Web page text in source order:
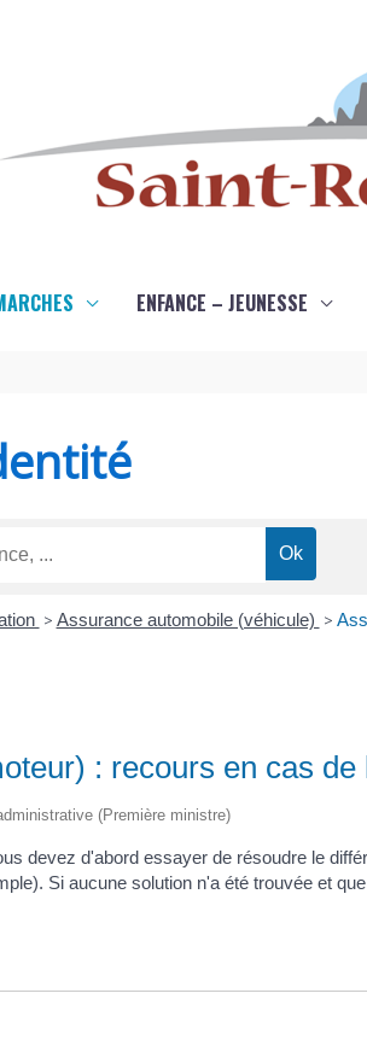
ENFANCE – JEUNESSE
> Assurance automobile (véhicule) >
: recours en cas
(Première ministre)
devez d'abord essayer de résoudre le
Si aucune solution n'a été trouvée et